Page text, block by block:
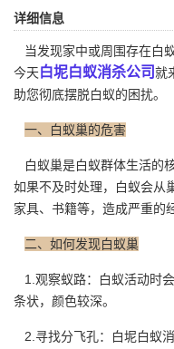
详细信息
当发现家中或周围存在白
今天白坭白蚁消杀公司就
助您彻底摆脱白蚁的困扰。
一、白蚁巢的危害
白蚁巢是白蚁群体生活的
如果不及时处理，白蚁会从
家具、书籍等，造成严重的
二、如何发现白蚁巢
1.观察蚁路：白蚁活动时
条状，颜色较深。
2.寻找分飞孔：白坭白蚁